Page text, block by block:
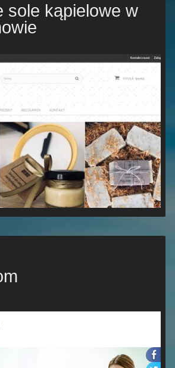
sole kąpielowe w